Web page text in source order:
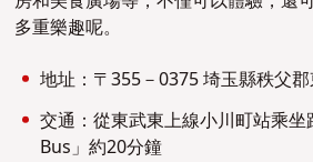
多重樂趣呢。
地址： 〒355－0375 埼玉縣秩父
交通： 從東武東上線小川町站乘
Bus」約20分鐘